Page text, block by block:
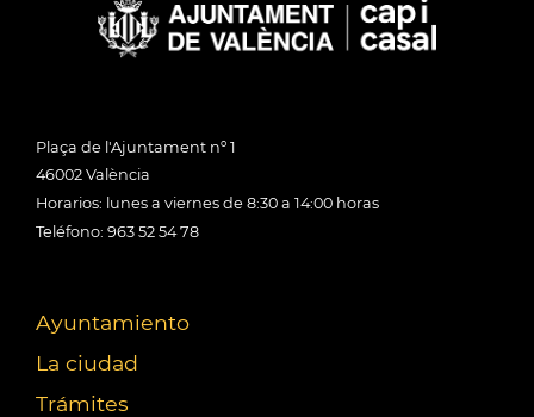
Plaça de l'Ajuntament nº 1
46002 València
Horarios: lunes a viernes de 8:30 a 14:00 horas
Teléfono: 963 52 54 78
Ayuntamiento
La ciudad
Trámites